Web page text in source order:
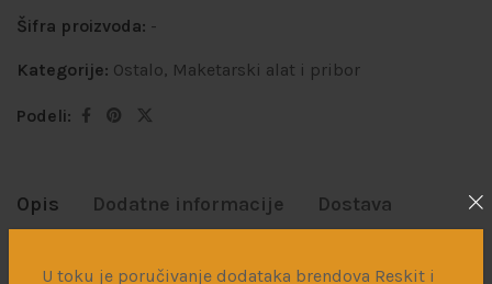
U toku je poručivanje dodataka brendova Reskit i
Šifra proizvoda: -
Kategorije: Ostalo, Maketarski alat i pribor
Podeli:
Opis Dodatne informacije Dostava
Plastične ploče 190x250mm. Lako se seku nožićem i